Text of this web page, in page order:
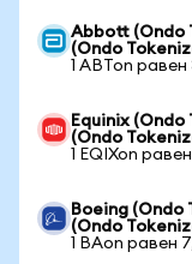
Abbott (Ondo
(Ondo
1 ABTon
Equinix
(Ondo
1 EQIXon
Boeing (Ondo
(Ondo
1 BAon равен